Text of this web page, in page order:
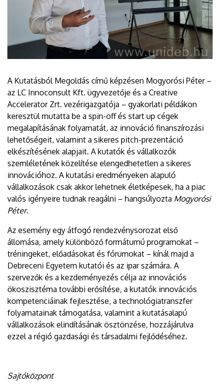
A Kutatásból Megoldás című képzésen Mogyorósi Péter –
az LC Innoconsult Kft. ügyvezetője és a Creative
Accelerator Zrt. vezérigazgatója – gyakorlati példákon
keresztül mutatta be a spin-off és start up cégek
megalapításának folyamatát, az innováció finanszírozási
lehetőségeit, valamint a sikeres pitch-prezentáció
elkészítésének alapjait. A kutatók és vállalkozók
szemléletének közelítése elengedhetetlen a sikeres
innovációhoz. A kutatási eredményeken alapuló
vállalkozások csak akkor lehetnek életképesek, ha a piac
valós igényeire tudnak reagálni – hangsúlyozta Mogyorósi
Péter.
Az esemény egy átfogó rendezvénysorozat első
állomása, amely különböző formátumú programokat –
tréningeket, előadásokat és fórumokat – kínál majd a
Debreceni Egyetem kutatói és az ipar számára. A
szervezők és a kezdeményezés célja az innovációs
ökoszisztéma további erősítése, a kutatók innovációs
kompetenciáinak fejlesztése, a technológiatranszfer
folyamatainak támogatása, valamint a kutatásalapú
vállalkozások elindításának ösztönzése, hozzájárulva
ezzel a régió gazdasági és társadalmi fejlődéséhez.
Sajtóközpont